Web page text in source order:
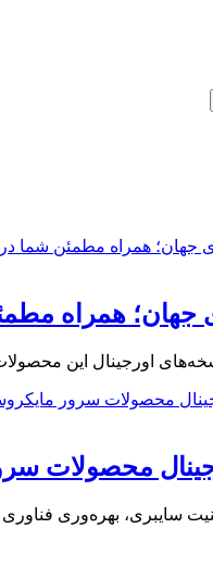
همراه مطمئن
اورجینال این
محصولات
سایبری، بهره‌وری